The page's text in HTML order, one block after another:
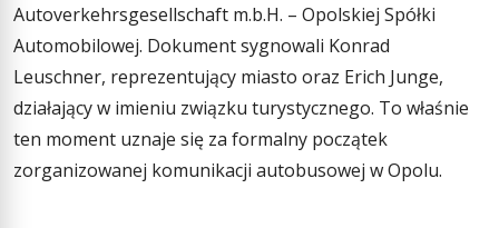
Autoverkehrsgesellschaft m.b.H. – Opolskiej Spółki
Automobilowej. Dokument sygnowali Konrad
Leuschner, reprezentujący miasto oraz Erich Junge,
działający w imieniu związku turystycznego. To właśnie
ten moment uznaje się za formalny początek
zorganizowanej komunikacji autobusowej w Opolu.